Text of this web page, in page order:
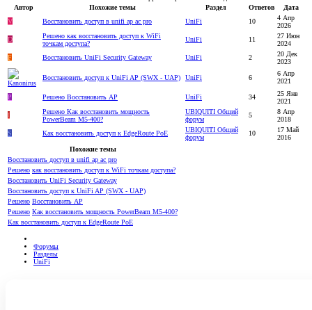
Автор
Похожие темы Раздел Ответов
Дата
V
Восстановить доступ в unifi ap ac pro UniFi 10
4 Апр
2026
D
Решено как восстановить доступ к WiFi
точкам доступа?
UniFi 11
27 Июн
2024
F
Восстановить UniFi Security Gateway UniFi 2
20 Дек
2023
Восстановить доступ к UniFi AP (SWX - UAP) UniFi 6
6 Апр
2021
P Решено Восстановить АР UniFi 34
25 Янв
2021
I
Решено Как восстановить мощность
PowerBeam M5-400?
UBIQUITI Общий
форум
5
8 Апр
2018
S
Как восстановить доступ к EdgeRoute PoE
UBIQUITI Общий
форум
10
17 Май
2016
Похожие темы
Восстановить доступ в unifi ap ac pro
Решено как восстановить доступ к WiFi точкам доступа?
Восстановить UniFi Security Gateway
Восстановить доступ к UniFi AP (SWX - UAP)
Решено Восстановить АР
Решено Как восстановить мощность PowerBeam M5-400?
Как восстановить доступ к EdgeRoute PoE
Форумы
Разделы
UniFi